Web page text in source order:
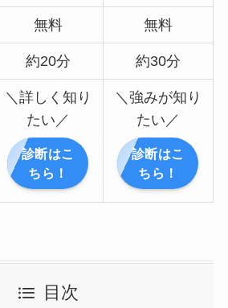
無料 無料
約20分 約30分
＼詳しく知り
たい／
診断はこ
ちら！
＼強みが知り
たい／
診断はこ
ちら！
目次